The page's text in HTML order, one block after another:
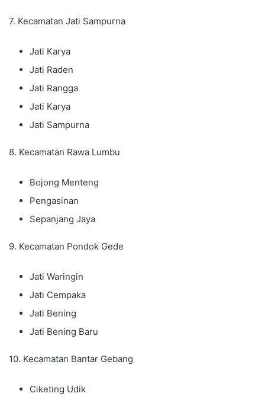
7. Kecamatan Jati Sampurna
Jati Karya
Jati Raden
Jati Rangga
Jati Karya
Jati Sampurna
8. Kecamatan Rawa Lumbu
Bojong Menteng
Pengasinan
Sepanjang Jaya
9. Kecamatan Pondok Gede
Jati Waringin
Jati Cempaka
Jati Bening
Jati Bening Baru
10. Kecamatan Bantar Gebang
Ciketing Udik